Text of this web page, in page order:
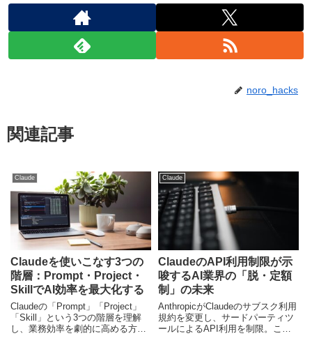
noro_hacks
関連記事
Claude
Claudeを使いこなす3つの
階層：Prompt・Project・
SkillでAI効率を最大化する
Claudeの「Prompt」「Project」
「Skill」という3つの階層を理解
し、業務効率を劇的に高める方法
Claude
ClaudeのAPI利用制限が示
唆するAI業界の「脱・定額
制」の未来
AnthropicがClaudeのサブスク利用
規約を変更し、サードパーティツ
ールによるAPI利用を制限。この